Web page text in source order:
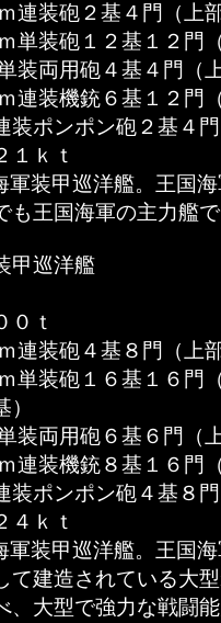
連装砲２基４門（上
装砲１２基１２門
両用砲４基４門（
装機銃６基１２門
ポンポン砲２基４門
ｋｔ
軍装甲巡洋艦。王国
も王国海軍の主力艦
甲巡洋艦
０ｔ
連装砲４基８門（上
装砲１６基１６門
両用砲６基６門（
装機銃８基１６門
ポンポン砲４基８門
ｋｔ
軍装甲巡洋艦。王国
て建造されている大
、大型で強力な戦闘